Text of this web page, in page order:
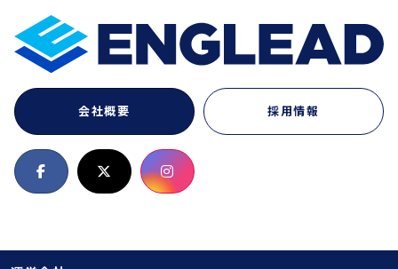
会社概要 採用情報